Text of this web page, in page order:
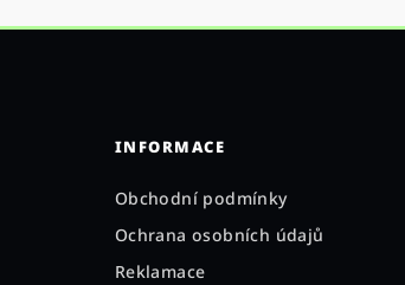
INFORMACE
Obchodní podmínky
Ochrana osobních údajů
Reklamace